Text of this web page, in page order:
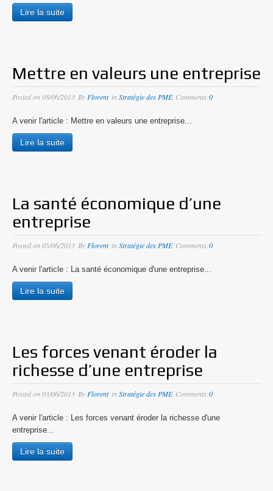
Pérenniser ses valeurs
Conseil en stratégie & développement
Formation des dirigeants de PME
Cas clients
Mes valeurs : le conseil responsable
Straté-news
Archives
Lire la suite
Mettre en valeurs une entreprise
Posted on 08/06/2013 By Florent in Stratégie des PME Comments:0
A venir l'article : Mettre en valeurs une entreprise...
Lire la suite
La santé économique d’une
entreprise
Posted on 05/06/2013 By Florent in Stratégie des PME Comments:0
A venir l'article : La santé économique d'une entreprise...
Lire la suite
Les forces venant éroder la
richesse d’une entreprise
Posted on 03/06/2013 By Florent in Stratégie des PME Comments:0
A venir l'article : Les forces venant éroder la richesse d'une
entreprise...
Lire la suite